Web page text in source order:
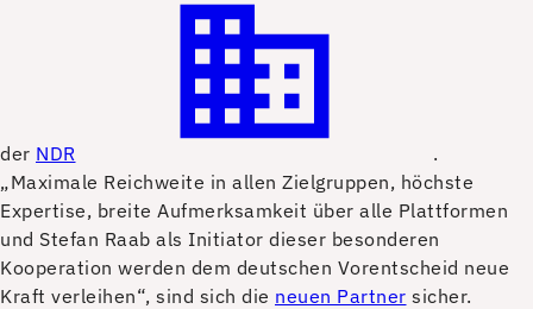
der NDR
.
„Maximale Reichweite in allen Zielgruppen, höchste
Expertise, breite Aufmerksamkeit über alle Plattformen
und Stefan Raab als Initiator dieser besonderen
Kooperation werden dem deutschen Vorentscheid neue
Kraft verleihen“, sind sich die neuen Partner sicher.